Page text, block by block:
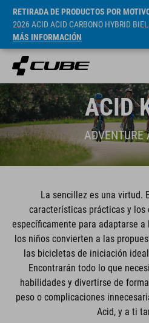
RETIRADA DE PRODUCTOS POR
2026 ACID ACID CARBONO HYBRID
MÁS INFORMACIÓN
ACID
ADVENTURE
La sencillez es una virtud.
características prácticas y los
específicamente para adaptarse a
los niños convierten a las
las bicicletas de iniciación
Encontrarán todo lo que
habilidades y divertirse de
peso o complicaciones
Acid, y a ti